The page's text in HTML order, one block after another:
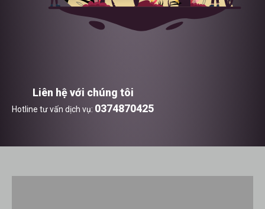
Liên hệ với chúng tôi
Hotline tư vấn dịch vụ: 0374870425